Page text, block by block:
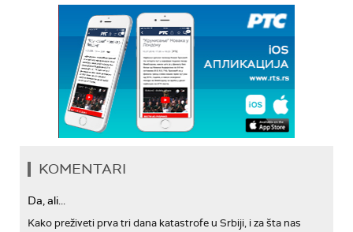
KOMENTARI
Da, ali...
Kako preživeti prva tri dana katastrofe u Srbiji, i za šta nas